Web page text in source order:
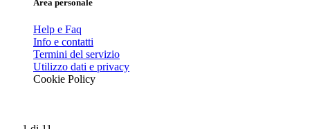
Area personale
Help e Faq
Info e contatti
Termini del servizio
Utilizzo dati e privacy
Cookie Policy